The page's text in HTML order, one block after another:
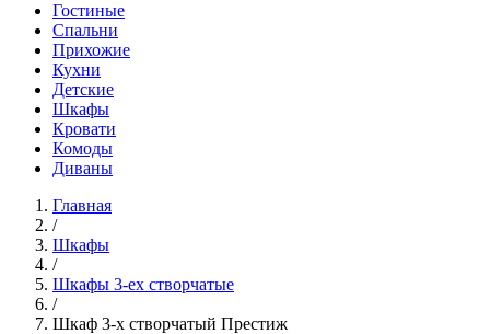
Гостиные
Спальни
Прихожие
Кухни
Детские
Шкафы
Кровати
Комоды
Диваны
Главная
/
Шкафы
/
Шкафы 3-ех створчатые
/
Шкаф 3-х створчатый Престиж